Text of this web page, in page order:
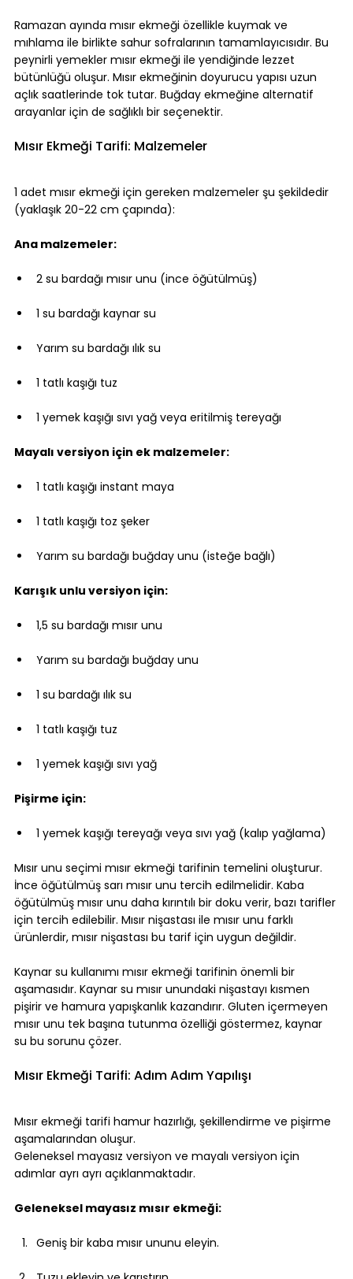
Ramazan ayında mısır ekmeği özellikle kuymak ve
mıhlama ile birlikte sahur sofralarının tamamlayıcısıdır. Bu
peynirli yemekler mısır ekmeği ile yendiğinde lezzet
bütünlüğü oluşur. Mısır ekmeğinin doyurucu yapısı uzun
açlık saatlerinde tok tutar. Buğday ekmeğine alternatif
arayanlar için de sağlıklı bir seçenektir.
Mısır Ekmeği Tarifi: Malzemeler
1 adet mısır ekmeği için gereken malzemeler şu şekildedir
(yaklaşık 20-22 cm çapında):
Ana malzemeler:
2 su bardağı mısır unu (ince öğütülmüş)
1 su bardağı kaynar su
Yarım su bardağı ılık su
1 tatlı kaşığı tuz
1 yemek kaşığı sıvı yağ veya eritilmiş tereyağı
Mayalı versiyon için ek malzemeler:
1 tatlı kaşığı instant maya
1 tatlı kaşığı toz şeker
Yarım su bardağı buğday unu (isteğe bağlı)
Karışık unlu versiyon için:
1,5 su bardağı mısır unu
Yarım su bardağı buğday unu
1 su bardağı ılık su
1 tatlı kaşığı tuz
1 yemek kaşığı sıvı yağ
Pişirme için:
1 yemek kaşığı tereyağı veya sıvı yağ (kalıp yağlama)
Mısır unu seçimi mısır ekmeği tarifinin temelini oluşturur.
İnce öğütülmüş sarı mısır unu tercih edilmelidir. Kaba
öğütülmüş mısır unu daha kırıntılı bir doku verir, bazı tarifler
için tercih edilebilir. Mısır nişastası ile mısır unu farklı
ürünlerdir, mısır nişastası bu tarif için uygun değildir.
Kaynar su kullanımı mısır ekmeği tarifinin önemli bir
aşamasıdır. Kaynar su mısır unundaki nişastayı kısmen
pişirir ve hamura yapışkanlık kazandırır. Gluten içermeyen
mısır unu tek başına tutunma özelliği göstermez, kaynar
su bu sorunu çözer.
Mısır Ekmeği Tarifi: Adım Adım Yapılışı
Mısır ekmeği tarifi hamur hazırlığı, şekillendirme ve pişirme
aşamalarından oluşur.
Geleneksel mayasız versiyon ve mayalı versiyon için
adımlar ayrı ayrı açıklanmaktadır.
Geleneksel mayasız mısır ekmeği:
Geniş bir kaba mısır ununu eleyin.